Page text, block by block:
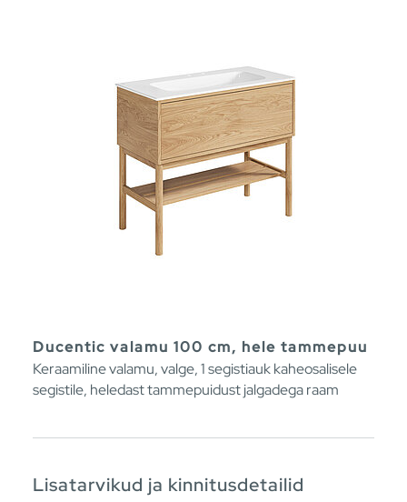
Ducentic valamu 100 cm, hele tammepuu
Keraamiline valamu, valge, 1 segistiauk kaheosalisele
segistile, heledast tammepuidust jalgadega raam
Lisatarvikud ja kinnitusdetailid